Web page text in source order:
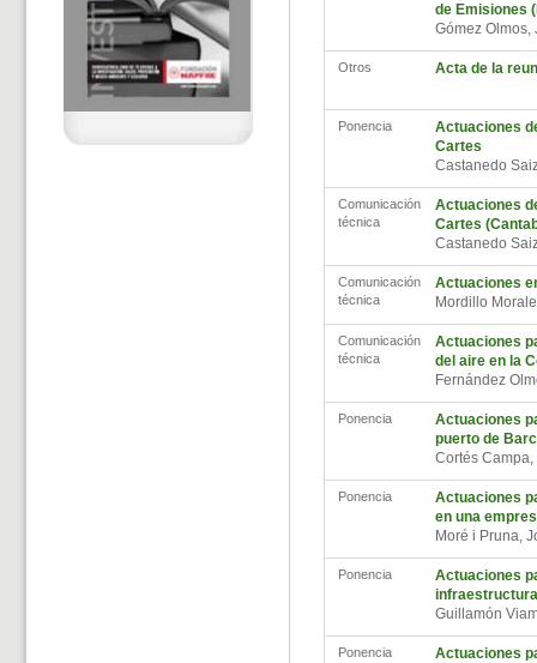
de Emisiones
Gómez
Otros Acta de la
Ponencia
Actuaciones
Cartes
Castanedo
Comunicación
técnica
Actuaciones
Cartes
Castanedo
Comunicación
técnica
Actuaciones
Mordillo
Comunicación
técnica
Actuaciones
del aire en la
Fernández
Ponencia
Actuaciones
puerto de
Cortés
Ponencia
Actuaciones
en una
Moré i Pruna,
Ponencia
Actuaciones
Guillamón
Ponencia
Actuaciones